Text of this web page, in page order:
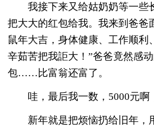
我接下来又给姑奶奶等一些
把大大的红包给我。我来到爸爸
鼠年大吉，身体健康、工作顺利
辛茹苦把我詎大！”爸爸竟然感
包……比富翁还富了。
哇，最后我一数，5000元啊
新年就是把烦恼扔给旧年，